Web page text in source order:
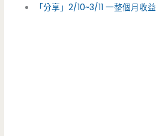
「分享」2/10~3/11 一整個月收益